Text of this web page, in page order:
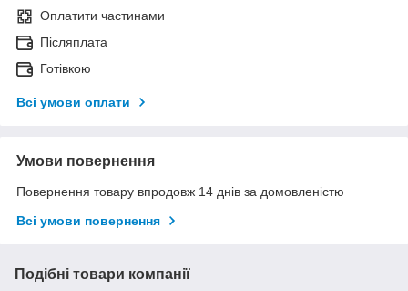
Оплатити частинами
Післяплата
Готівкою
Всі умови оплати
Умови повернення
Повернення товару впродовж 14 днів за домовленістю
Всі умови повернення
Подібні товари компанії